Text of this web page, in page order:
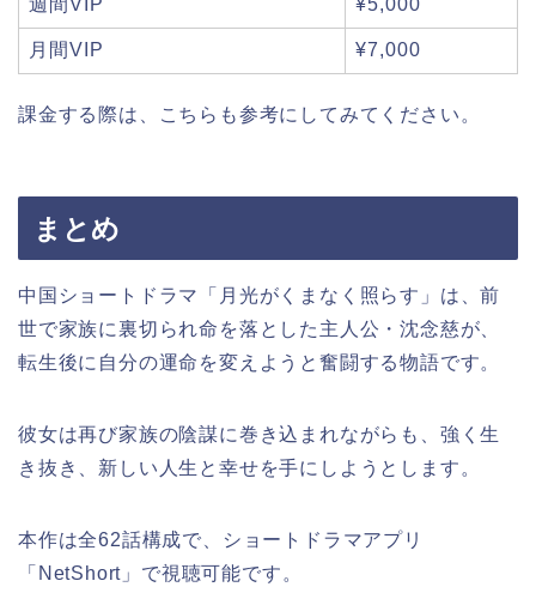
月間VIP ¥7,000
課金する際は、こちらも参考にしてみてください。
まとめ
中国ショートドラマ「月光がくまなく照らす」は、前
世で家族に裏切られ命を落とした主人公・沈念慈が、
転生後に自分の運命を変えようと奮闘する物語です。
彼女は再び家族の陰謀に巻き込まれながらも、強く生
き抜き、新しい人生と幸せを手にしようとします。
本作は全62話構成で、ショートドラマアプリ
「NetShort」で視聴可能です。